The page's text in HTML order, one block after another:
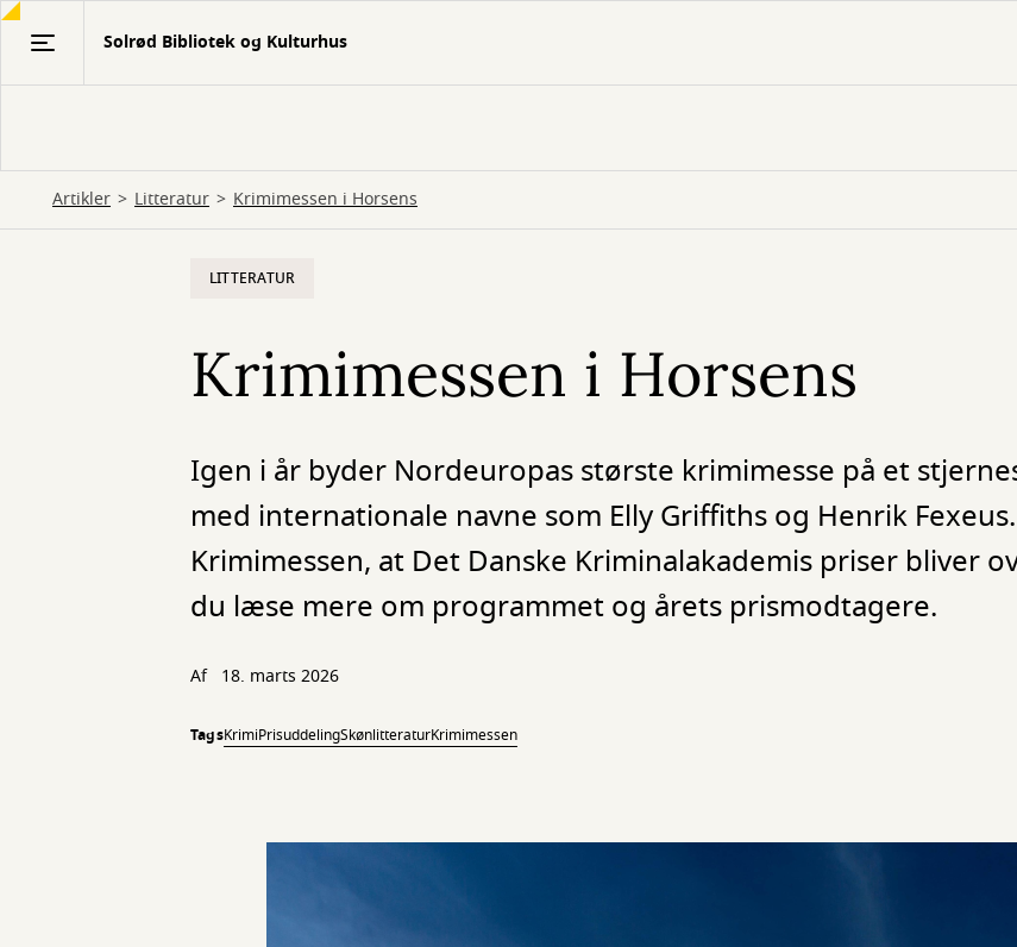
Gå
Solrød Bibliotek og Kulturhus
Artikler Litteratur Krimimessen i Horsens
LITTERATUR
Krimimessen i Horsens
Igen i år byder Nordeuropas største krimimesse på et
med internationale navne som Elly Griffiths og Henrik
Krimimessen, at Det Danske Kriminalakademis priser bliver
du læse mere om programmet og årets prismodtagere.
Af 18. marts 2026
TagsKrimiPrisuddelingSkønlitteraturKrimimessen